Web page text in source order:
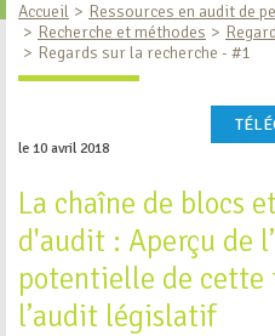
Accueil
Ressources en audit de
Recherche et méthodes
Regards sur la recherche - #1
le 10 avril 2018
La chaîne de blocs
d'audit : Aperçu de
potentielle de cette
l’audit législatif